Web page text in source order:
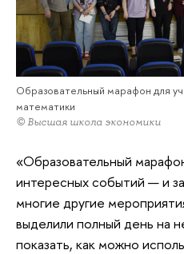
Образовательный марафон для
математики
© Высшая школа экономики
«Образовательный
интересных событий — и
многие другие
выделили полный день на
показать, как можно